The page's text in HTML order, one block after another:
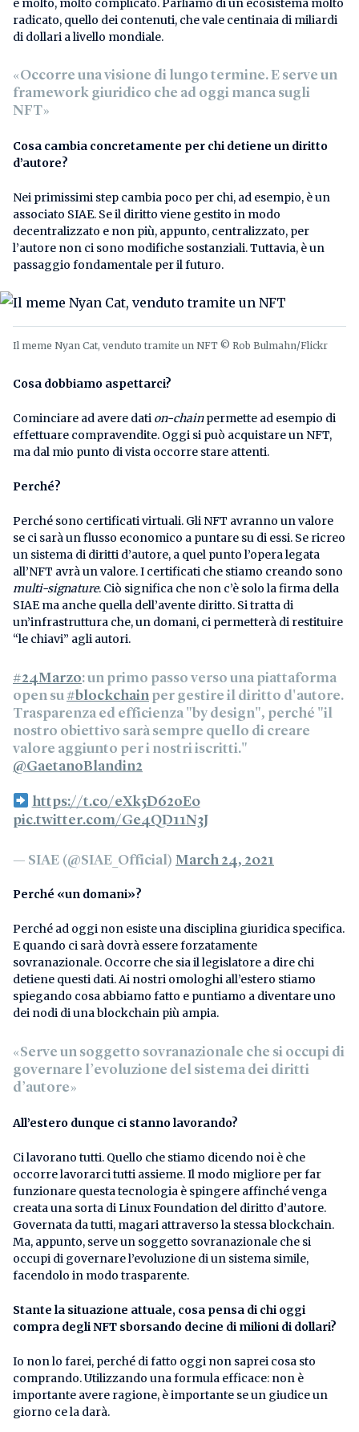
radicato, quello dei contenuti, che vale centinaia di miliardi
di dollari a livello mondiale.
«Occorre una visione di lungo termine. E serve un
framework giuridico che ad oggi manca sugli
NFT»
Cosa cambia concretamente per chi detiene un diritto
d’autore?
Nei primissimi step cambia poco per chi, ad esempio, è un
associato SIAE. Se il diritto viene gestito in modo
decentralizzato e non più, appunto, centralizzato, per
l’autore non ci sono modifiche sostanziali. Tuttavia, è un
passaggio fondamentale per il futuro.
Il meme Nyan Cat, venduto tramite un NFT © Rob Bulmahn/Flickr
Cosa dobbiamo aspettarci?
Cominciare ad avere dati on-chainpermette ad esempio di
effettuare compravendite. Oggi si può acquistare un NFT,
ma dal mio punto di vista occorre stare attenti.
Perché?
Perché sono certificati virtuali. Gli NFT avranno un valore
se ci sarà un flusso economico a puntare su di essi. Se ricreo
un sistema di diritti d’autore, a quel punto l’opera legata
all’NFT avrà un valore. I certificati che stiamo creando sono
multi-signature. Ciò significa che non c’è solo la firma della
SIAE ma anche quella dell’avente diritto. Si tratta di
un’infrastruttura che, un domani, ci permetterà di restituire
“le chiavi” agli autori.
#24Marzo: un primo passo verso una piattaforma
open su#blockchain per gestire il diritto d'autore.
Trasparenza ed efficienza "by design", perché "il
nostro obiettivo sarà sempre quello di creare
valore aggiunto per i nostri iscritti."
@GaetanoBlandin2
https://t.co/eXk5D62oE0
pic.twitter.com/Ge4QD11N3J
— SIAE (@SIAE_Official) March 24, 2021
Perché «un domani»?
Perché ad oggi non esiste una disciplina giuridica specifica.
E quando ci sarà dovrà essere forzatamente
sovranazionale. Occorre che sia il legislatore a dire chi
detiene questi dati. Ai nostri omologhi all’estero stiamo
spiegando cosa abbiamo fatto e puntiamo a diventare uno
dei nodi di una blockchain più ampia.
«Serve un soggetto sovranazionale che si occupi di
governare l’evoluzione del sistema dei diritti
d’autore»
All’estero dunque ci stanno lavorando?
Ci lavorano tutti. Quello che stiamo dicendo noi è che
occorre lavorarci tutti assieme. Il modo migliore per far
funzionare questa tecnologia è spingere affinché venga
creata una sorta di Linux Foundation del diritto d’autore.
Governata da tutti, magari attraverso la stessa blockchain.
Ma, appunto, serve un soggetto sovranazionale che si
occupi di governare l’evoluzione di un sistema simile,
facendolo in modo trasparente.
Stante la situazione attuale, cosa pensa di chi oggi
compra degli NFT sborsando decine di milioni di dollari?
Io non lo farei, perché di fatto oggi non saprei cosa sto
comprando. Utilizzando una formula efficace: non è
importante avere ragione, è importante se un giudice un
giorno ce la darà.